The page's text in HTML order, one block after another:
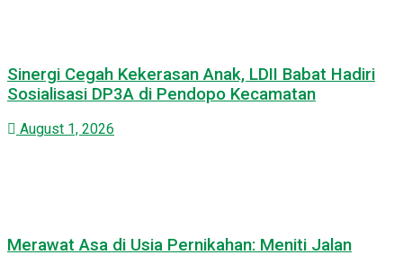
Sinergi Cegah Kekerasan Anak, LDII Babat Hadiri
Sosialisasi DP3A di Pendopo Kecamatan
August 1, 2026
Merawat Asa di Usia Pernikahan: Meniti Jalan